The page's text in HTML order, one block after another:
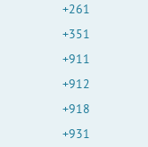
+261
+351
+911
+912
+918
+931